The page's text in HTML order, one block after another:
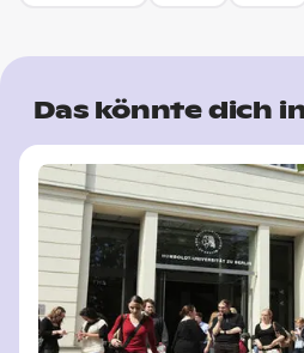
Das könnte dich